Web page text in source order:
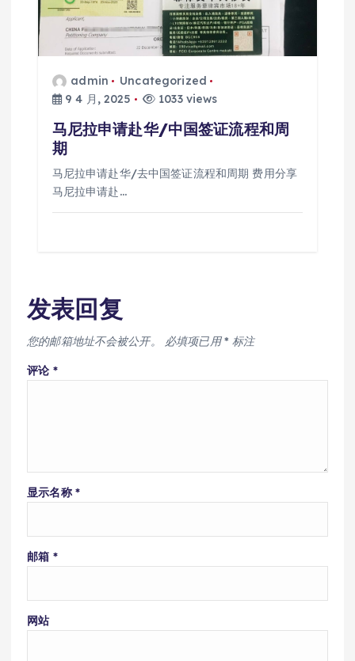
admin
Uncategorized
9 4 月, 2025
1033 views
马尼拉申请赴华/中国签证流程和周
期
马尼拉申请赴华/去中国签证流程和周期 费用分享
马尼拉申请赴…
发表回复
您的邮箱地址不会被公开。 必填项已用* 标注
评论 *
显示名称 *
邮箱 *
网站